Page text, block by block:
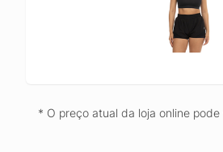
* O preço atual da loja online